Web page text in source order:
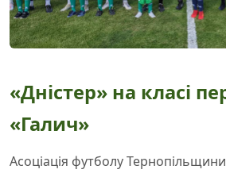
«Дністер» на класі
«Галич»
Асоціація футболу Тернопільщини